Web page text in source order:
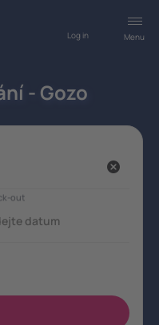
Menu
Log in
- Gozo